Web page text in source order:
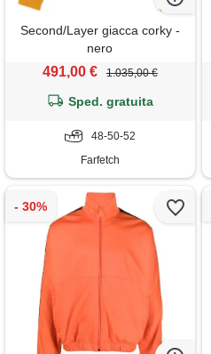
Second/Layer giacca corky -
nero
491,00 € 1.035,00 €
Sped. gratuita
48-50-52
Farfetch